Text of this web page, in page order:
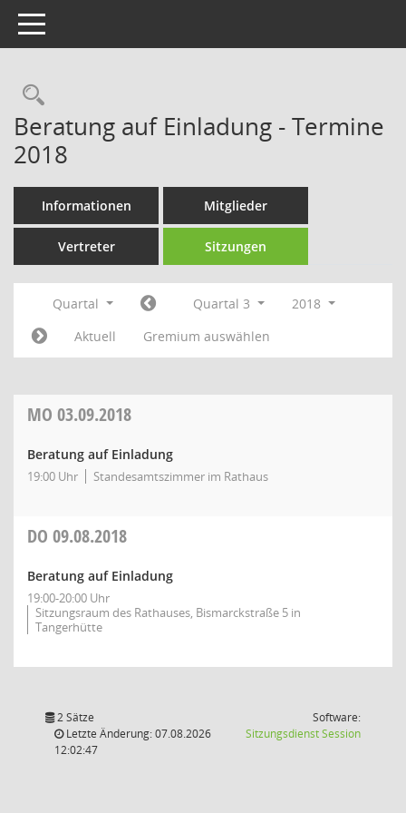
Toggle navigation
Rechercheauswahl
Beratung auf Einladung - Termine
2018
Informationen Mitglieder
Vertreter Sitzungen
Quartal Quartal 3
2018
Aktuell
Gremium auswählen
MO 03.09.2018
Beratung auf Einladung
19:00 Uhr Standesamtszimmer im Rathaus
DO 09.08.2018
Beratung auf Einladung
19:00-20:00 Uhr
Sitzungsraum des Rathauses, Bismarckstraße 5 in
Tangerhütte
2 Sätze
Letzte Änderung: 07.08.2026
12:02:47
Software:
SitzungsdienstSession(Wird in